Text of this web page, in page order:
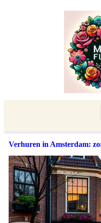
Verhuren in Amsterdam: